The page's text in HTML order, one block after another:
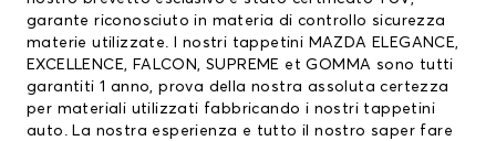
garante riconosciuto in materia di controllo sicurezza
materie utilizzate. I nostri tappetini MAZDA ELEGANCE,
EXCELLENCE, FALCON, SUPREME et GOMMA sono tutti
garantiti 1 anno, prova della nostra assoluta certezza
per materiali utilizzati fabbricando i nostri tappetini
auto. La nostra esperienza e tutto il nostro saper fare